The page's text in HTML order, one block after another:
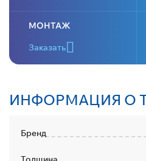
МОНТАЖ
Заказать
ИНФОРМАЦИЯ О
Бренд